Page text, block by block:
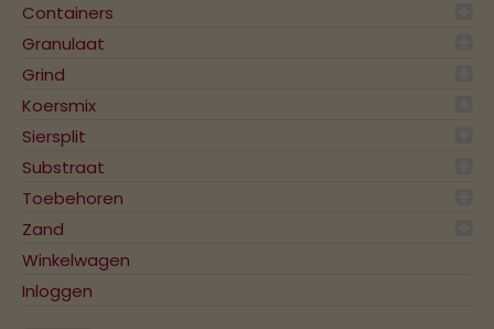
Containers
Granulaat
Grind
Koersmix
Siersplit
Substraat
Toebehoren
Zand
Winkelwagen
Inloggen